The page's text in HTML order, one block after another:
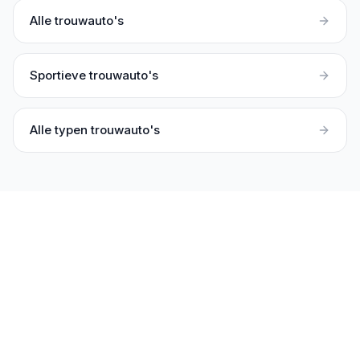
Alle trouwauto's
Sportieve trouwauto's
Alle typen trouwauto's